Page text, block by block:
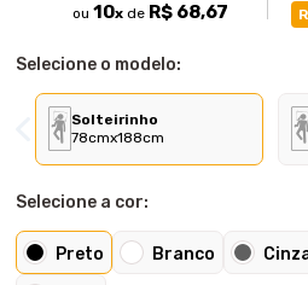
ou10x de R$ 68,67
Selecione o modelo:
Solteirinho
78cmx188cm
Selecione a cor:
Preto Branco